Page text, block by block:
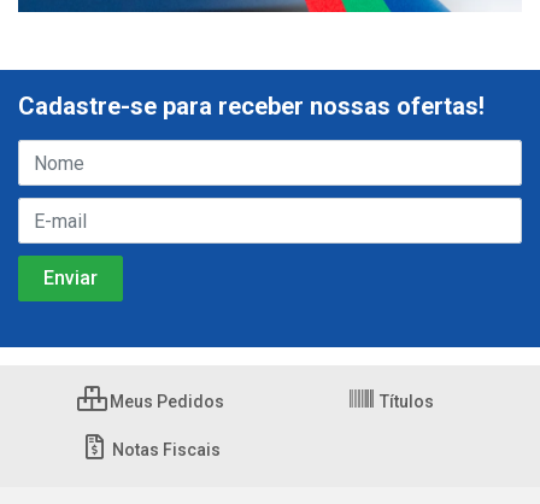
Cadastre-se para receber nossas ofertas!
Meus Pedidos Títulos
Notas Fiscais